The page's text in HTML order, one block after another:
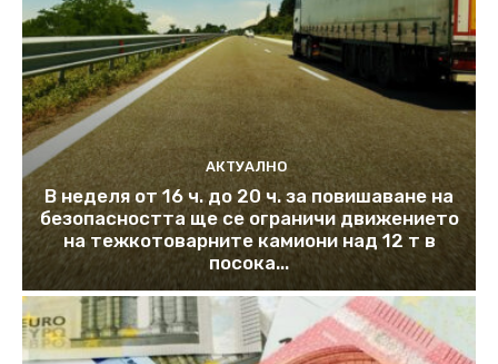
АКТУАЛНО
В неделя от 16 ч. до 20 ч. за повишаване на
безопасността ще се ограничи движението
на тежкотоварните камиони над 12 т в
посока...